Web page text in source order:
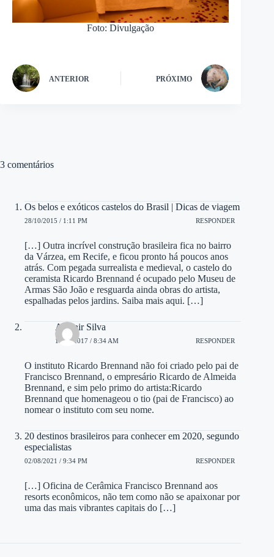
Foto: Divulgação
ANTERIOR PRÓXIMO
3 comentários
Os belos e exóticos castelos do Brasil | Dicas de viagem
28/10/2015 / 1:11 PM RESPONDER
[…] Outra incrível construção brasileira fica no bairro
da Várzea, em Recife, e ficou pronto há poucos anos
atrás. Com pegada surrealista e medieval, o castelo do
ceramista Ricardo Brennand é ocupado pelo Museu de
Armas São João e resguarda ainda obras do artista,
espalhadas pelos jardins. Saiba mais aqui. […]
Alzenir Silva
15/09/2017 / 8:34 AM RESPONDER
O instituto Ricardo Brennand não foi criado pelo pai de
Francisco Brennand, o empresário Ricardo de Almeida
Brennand, e sim pelo primo do artista:Ricardo
Brennand que homenageou o tio (pai de Francisco) ao
nomear o instituto com seu nome.
20 destinos brasileiros para conhecer em 2020, segundo
especialistas
02/08/2021 / 9:34 PM RESPONDER
[…] Oficina de Cerâmica Francisco Brennand aos
resorts econômicos, não tem como não se apaixonar por
uma das mais vibrantes capitais do […]